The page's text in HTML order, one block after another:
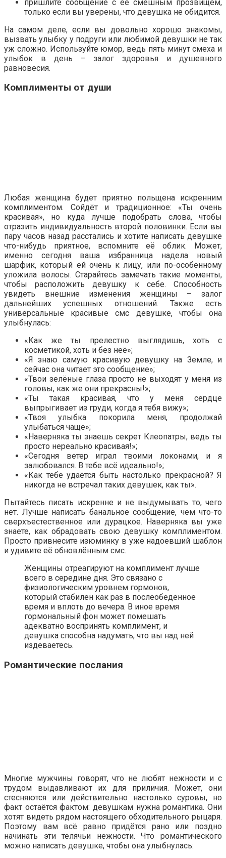
пришлите сообщение с её смешным прозвищем,
только если вы уверены, что девушка не обидится.
На самом деле, если вы довольно хорошо знакомы,
вызвать улыбку у подруги или любимой девушки не так
уж сложно. Используйте юмор, ведь пять минут смеха и
улыбок в день – залог здоровья и душевного
равновесия.
Комплименты от души
Любая женщина будет приятно польщена искренним
комплиментом. Сойдёт и традиционное: «Ты очень
красивая», но куда лучше подобрать слова, чтобы
отразить индивидуальность второй половинки. Если вы
пару часов назад расстались и хотите написать девушке
что-нибудь приятное, вспомните её облик. Может,
именно сегодня ваша избранница надела новый
шарфик, который ей очень к лицу, или по-особенному
уложила волосы. Старайтесь замечать такие моменты,
чтобы расположить девушку к себе. Способность
увидеть внешние изменения женщины – залог
дальнейших успешных отношений. Также есть
универсальные красивые смс девушке, чтобы она
улыбнулась:
«Как же ты прелестно выглядишь, хоть с
косметикой, хоть и без неё»;
«Я знаю самую красивую девушку на Земле, и
сейчас она читает это сообщение»;
«Твои зелёные глаза просто не выходят у меня из
головы, как же они прекрасны!»;
«Ты такая красивая, что у меня сердце
выпрыгивает из груди, когда я тебя вижу»;
«Твоя улыбка покорила меня, продолжай
улыбаться чаще»;
«Наверняка ты знаешь секрет Клеопатры, ведь ты
просто нереально красивая!»;
«Сегодня ветер играл твоими локонами, и я
залюбовался. В тебе всё идеально!»;
«Как тебе удаётся быть настолько прекрасной? Я
никогда не встречал таких девушек, как ты».
Пытайтесь писать искренне и не выдумывать то, чего
нет. Лучше написать банальное сообщение, чем что-то
сверхъестественное или дурацкое. Наверняка вы уже
знаете, как обрадовать свою девушку комплиментом.
Просто привнесите изюминку в уже надоевший шаблон
и удивите её обновлённым смс.
Женщины отреагируют на комплимент лучше
всего в середине дня. Это связано с
физиологическим уровнем гормонов,
который стабилен как раз в послеобеденное
время и вплоть до вечера. В иное время
гормональный фон может помешать
адекватно воспринять комплимент, и
девушка способна надумать, что вы над ней
издеваетесь.
Романтические послания
Многие мужчины говорят, что не любят нежности и с
трудом выдавливают их для приличия. Может, они
стесняются или действительно настолько суровы, но
факт остаётся фактом: девушкам нужна романтика. Они
хотят видеть рядом настоящего обходительного рыцаря.
Поэтому вам всё равно придётся рано или поздно
начинать эти телячьи нежности. Что романтического
можно написать девушке, чтобы она улыбнулась: